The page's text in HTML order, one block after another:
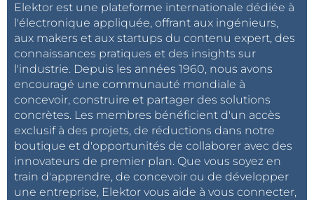
Elektor est une plateforme internationale dédiée à
l'électronique appliquée, offrant aux ingénieurs,
aux makers et aux startups du contenu expert, des
connaissances pratiques et des insights sur
l'industrie. Depuis les années 1960, nous avons
encouragé une communauté mondiale à
concevoir, construire et partager des solutions
concrètes. Les membres bénéficient d'un accès
exclusif à des projets, de réductions dans notre
boutique et d'opportunités de collaborer avec des
innovateurs de premier plan. Que vous soyez en
train d'apprendre, de concevoir ou de développer
une entreprise, Elektor vous aide à vous connecter,